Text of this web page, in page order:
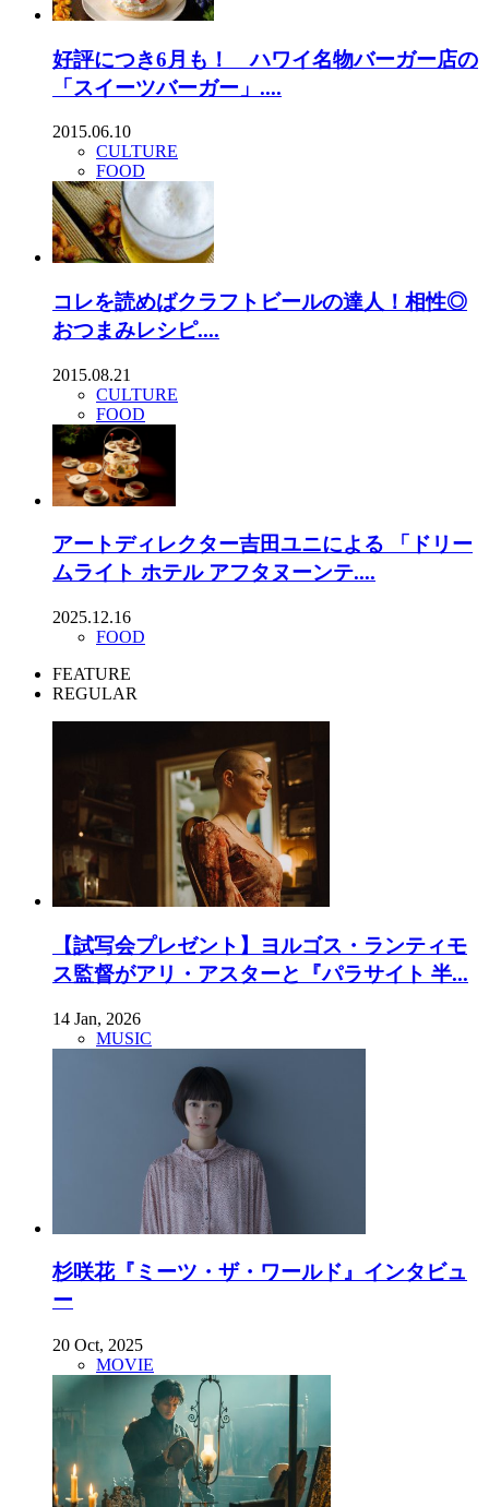
好評につき6月も！ ハワイ名物バーガー店の
「スイーツバーガー」....
2015.06.10
CULTURE
FOOD
コレを読めばクラフトビールの達人！相性◎
おつまみレシピ....
2015.08.21
CULTURE
FOOD
アートディレクター吉田ユニによる 「ドリー
ムライト ホテル アフタヌーンテ....
2025.12.16
FOOD
FEATURE
REGULAR
【試写会プレゼント】ヨルゴス・ランティモ
ス監督がアリ・アスターと『パラサイト 半...
14 Jan, 2026
MUSIC
杉咲花『ミーツ・ザ・ワールド』インタビュ
ー
20 Oct, 2025
MOVIE